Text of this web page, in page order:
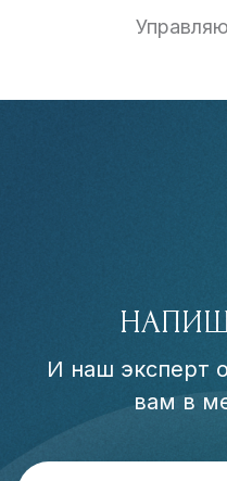
И наш эксперт
вам в